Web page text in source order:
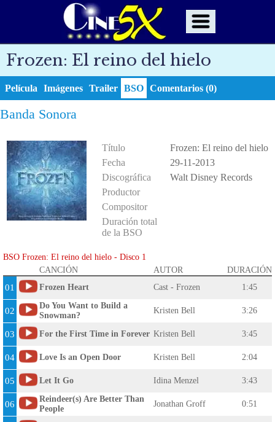
Frozen: El reino del hielo
Película Imágenes Trailer BSO Comentarios (0)
Banda Sonora
Título
Frozen: El reino del hielo
Fecha
29-11-2013
Discográfica
Walt Disney Records
Productor
Compositor
Duración total
de la BSO
BSO Frozen: El reino del hielo - Disco 1
CANCIÓN
AUTOR DURACIÓN
01 Frozen Heart Cast - Frozen 1:45
02
Do You Want to Build a
Snowman?
Kristen Bell 3:26
03 For the First Time in Forever Kristen Bell 3:45
04 Love Is an Open Door Kristen Bell 2:04
05 Let It Go Idina Menzel 3:43
06
Reindeer(s) Are Better Than
People
Jonathan Groff 0:51